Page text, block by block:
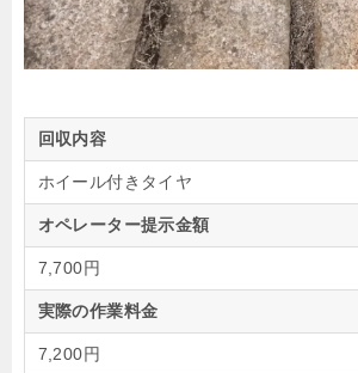
回収内容
ホイール付きタイヤ
オペレーター提示金額
7,700円
実際の作業料金
7,200円